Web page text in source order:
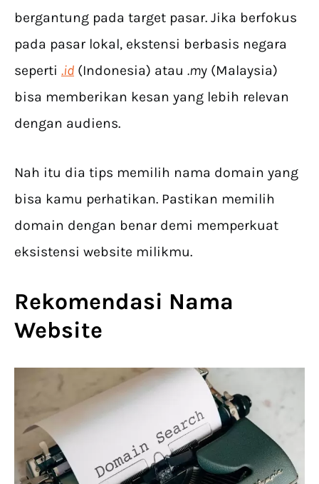
bergantung pada target pasar. Jika berfokus
pada pasar lokal, ekstensi berbasis negara
seperti .id (Indonesia) atau .my (Malaysia)
bisa memberikan kesan yang lebih relevan
dengan audiens.
Nah itu dia tips memilih nama domain yang
bisa kamu perhatikan. Pastikan memilih
domain dengan benar demi memperkuat
eksistensi website milikmu.
Rekomendasi Nama
Website